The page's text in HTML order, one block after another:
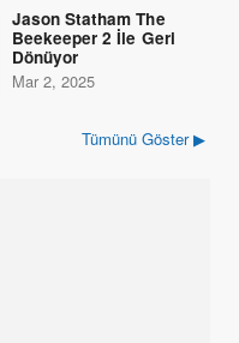
Jason Statham The
Beekeeper 2 İle Geri
Dönüyor
Mar 2, 2025
Tümünü Göster ▶